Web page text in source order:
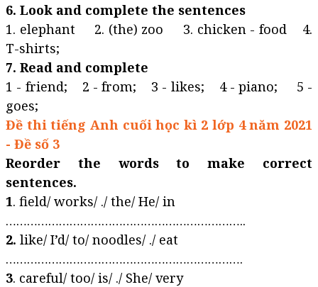
6. Look and complete the sentences
1. elephant 2. (the) zoo 3. chicken - food 4.
T-shirts;
7. Read and complete
1 - friend; 2 - from; 3 - likes; 4 - piano; 5 -
goes;
Đề thi tiếng Anh cuối học kì 2 lớp 4 năm 2021
- Đề số 3
Reorder the words to make correct
sentences.
1. field/ works/ ./ the/ He/ in
…………………………………………………………..
2. like/ I’d/ to/ noodles/ ./ eat
………………………………………………………….
3. careful/ too/ is/ ./ She/ very